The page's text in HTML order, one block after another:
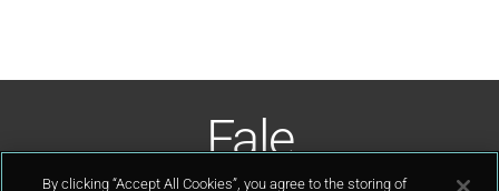
Fale
By clicking “Accept All Cookies”, you agree to the storing of